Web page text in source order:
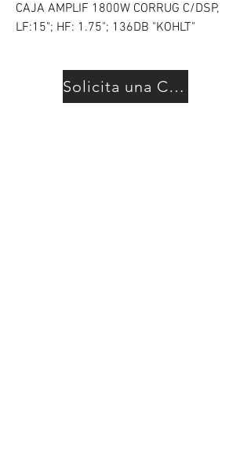
CAJA AMPLIF 1800W CORRUG C/DSP,
LF:15"; HF: 1.75"; 136DB "KOHLT"
Solicita una Cotización